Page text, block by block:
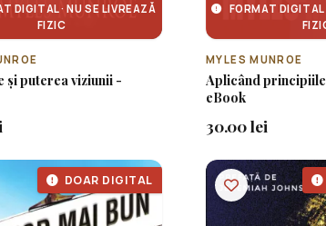
DIGITAL · NU SE LIVREAZĂ
FIZIC
și puterea viziunii -
FORMAT DIGITAL
MYLES MUNROE
Aplicând
eBook
30.00 lei
DOAR DIGITAL